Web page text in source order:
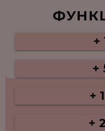
+
+
+
+